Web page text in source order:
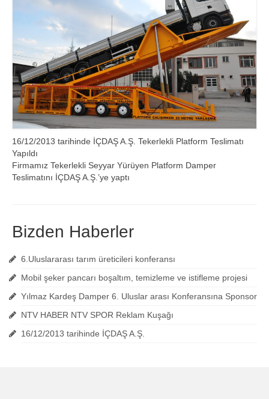
16/12/2013 tarihinde İÇDAŞ A.Ş. Tekerlekli Platform Teslimatı
Yapıldı
Firmamız Tekerlekli Seyyar Yürüyen Platform Damper
Teslimatını İÇDAŞ A.Ş.’ye yaptı
Bizden Haberler
6.Uluslararası tarım üreticileri konferansı
Mobil şeker pancarı boşaltım, temizleme ve istifleme projesi
Yılmaz Kardeş Damper 6. Uluslar arası Konferansına Sponsor
NTV HABER NTV SPOR Reklam Kuşağı
16/12/2013 tarihinde İÇDAŞ A.Ş.